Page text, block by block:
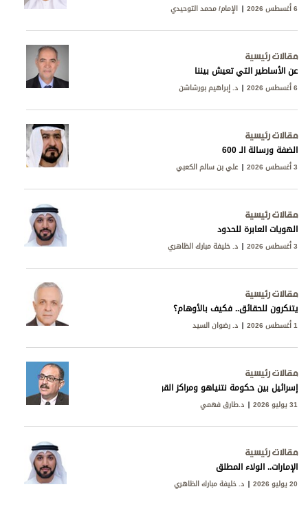
6 أغسطس 2026 الإمام/ محمد التوحيدي
مقالات رئيسية
عن الأساطير التي تعيش بيننا
6 أغسطس 2026 د. إبراهيم بورشاشن
مقالات رئيسية
الضفة ورسالة الـ 600
3 أغسطس 2026 علي بن سالم الكعبي
مقالات رئيسية
الهويات العابرة للحدود
3 أغسطس 2026 د. خليفة مبارك الظاهري
مقالات رئيسية
يتنكرون للحقائق.. فكيف بالأوهام؟
1 أغسطس 2026 د. رضوان السيد
مقالات رئيسية
إسرائيل بين حكومة نتنياهو ومراكز القوى
31 يوليو 2026 د.طارق فهمي
مقالات رئيسية
الإمارات.. الولاء المطلق
20 يوليو 2026 د. خليفة مبارك الظاهري